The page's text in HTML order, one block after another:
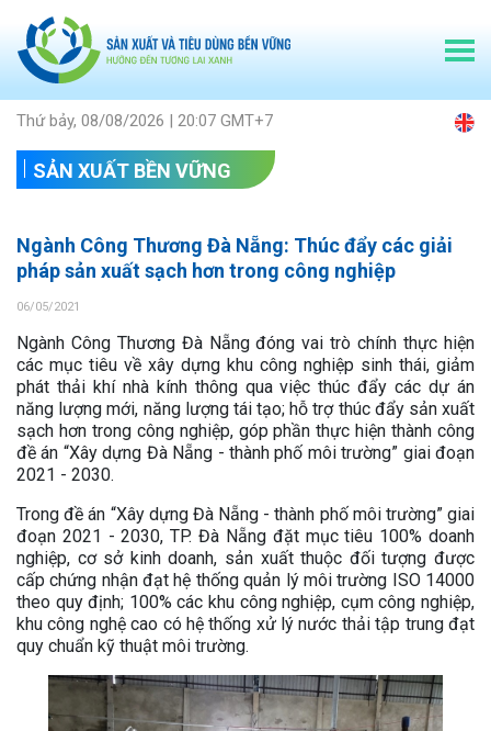
Thứ bảy, 08/08/2026 | 20:07 GMT+7
SẢN XUẤT BỀN VỮNG
Ngành Công Thương Đà Nẵng: Thúc đẩy các giải
pháp sản xuất sạch hơn trong công nghiệp
06/05/2021
Ngành Công Thương Đà Nẵng đóng vai trò chính thực hiện
các mục tiêu về xây dựng khu công nghiệp sinh thái, giảm
phát thải khí nhà kính thông qua việc thúc đẩy các dự án
năng lượng mới, năng lượng tái tạo; hỗ trợ thúc đẩy sản xuất
sạch hơn trong công nghiệp, góp phần thực hiện thành công
đề án “Xây dựng Đà Nẵng - thành phố môi trường” giai đoạn
2021 - 2030.
Trong đề án “Xây dựng Đà Nẵng - thành phố môi trường” giai
đoạn 2021 - 2030, TP. Đà Nẵng đặt mục tiêu 100% doanh
nghiệp, cơ sở kinh doanh, sản xuất thuộc đối tượng được
cấp chứng nhận đạt hệ thống quản lý môi trường ISO 14000
theo quy định; 100% các khu công nghiệp, cụm công nghiệp,
khu công nghệ cao có hệ thống xử lý nước thải tập trung đạt
quy chuẩn kỹ thuật môi trường.